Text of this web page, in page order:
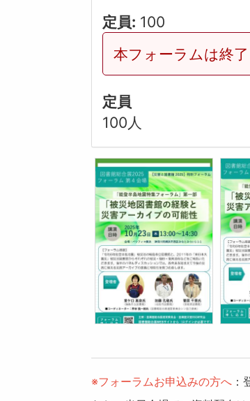
定員: 100
本フォーラムは終
定員
100人
※フォーラムお申込みの方へ ：